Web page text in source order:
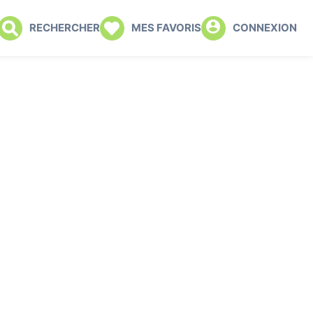
RECHERCHER MES FAVORIS CONNEXION